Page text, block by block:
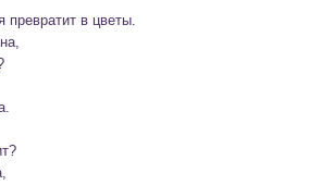
превратит в цветы.